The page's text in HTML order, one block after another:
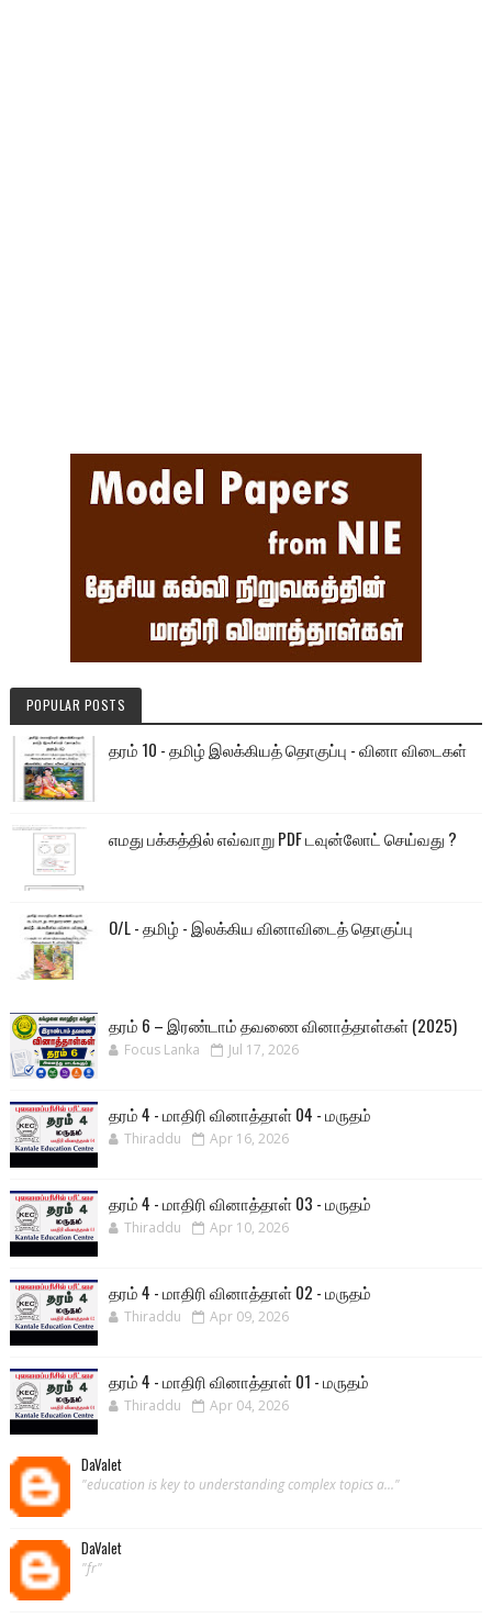
POPULAR POSTS
தரம் 10 - தமிழ் இலக்கியத் தொகுப்பு - வினா விடைகள்
எமது பக்கத்தில் எவ்வாறு PDF டவுன்லோட் செய்வது ?
O/L - தமிழ் - இலக்கிய வினாவிடைத் தொகுப்பு
தரம் 6 – இரண்டாம் தவணை வினாத்தாள்கள் (2025)
Focus Lanka Jul 17, 2026
தரம் 4 - மாதிரி வினாத்தாள் 04 - மருதம்
Thiraddu Apr 16, 2026
தரம் 4 - மாதிரி வினாத்தாள் 03 - மருதம்
Thiraddu Apr 10, 2026
தரம் 4 - மாதிரி வினாத்தாள் 02 - மருதம்
Thiraddu Apr 09, 2026
தரம் 4 - மாதிரி வினாத்தாள் 01 - மருதம்
Thiraddu Apr 04, 2026
DaValet
"education is key to understanding complex topics a..."
DaValet
"fr"